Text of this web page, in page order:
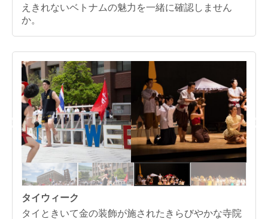
えきれないベトナムの魅力を一緒に確認しません
か。
タイウィーク
タイときいて金の装飾が施されたきらびやかな寺院